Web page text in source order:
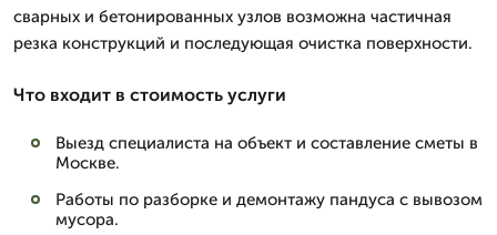
сварных и бетонированных узлов возможна частичная
резка конструкций и последующая очистка поверхности.
Что входит в стоимость услуги
Выезд специалиста на объект и составление сметы в
Москве.
Работы по разборке и демонтажу пандуса с вывозом
мусора.